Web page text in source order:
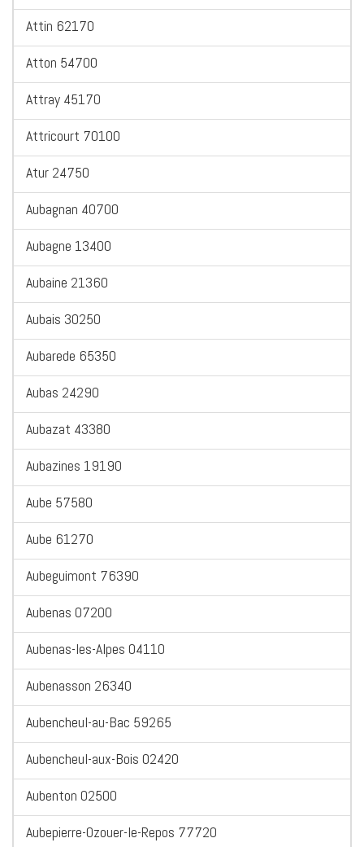
Attin 62170
Atton 54700
Attray 45170
Attricourt 70100
Atur 24750
Aubagnan 40700
Aubagne 13400
Aubaine 21360
Aubais 30250
Aubarede 65350
Aubas 24290
Aubazat 43380
Aubazines 19190
Aube 57580
Aube 61270
Aubeguimont 76390
Aubenas 07200
Aubenas-les-Alpes 04110
Aubenasson 26340
Aubencheul-au-Bac 59265
Aubencheul-aux-Bois 02420
Aubenton 02500
Aubepierre-Ozouer-le-Repos 77720